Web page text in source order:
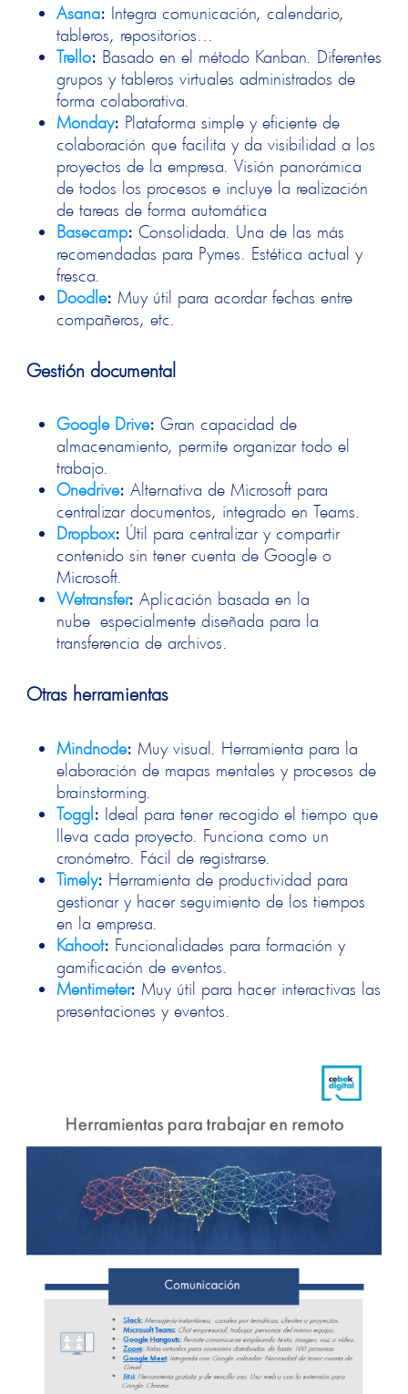
Asana: Integra comunicación, calendario,
tableros, repositorios…
Trello: Basado en el método Kanban. Diferentes
grupos y tableros virtuales administrados de
forma colaborativa.
Monday: Plataforma simple y eficiente de
colaboración que facilita y da visibilidad a los
proyectos de la empresa. Visión panorámica
de todos los procesos e incluye la realización
de tareas de forma automática
Basecamp: Consolidada. Una de las más
recomendadas para Pymes. Estética actual y
fresca.
Doodle: Muy útil para acordar fechas entre
compañeros, etc.
Gestión documental
Google Drive: Gran capacidad de
almacenamiento, permite organizar todo el
trabajo.
Onedrive: Alternativa de Microsoft para
centralizar documentos, integrado en Teams.
Dropbox: Útil para centralizar y compartir
contenido sin tener cuenta de Google o
Microsoft.
Wetransfer: Aplicación basada en la
nube especialmente diseñada para la
transferencia de archivos.
Otras herramientas
Mindnode: Muy visual. Herramienta para la
elaboración de mapas mentales y procesos de
brainstorming.
Toggl: Ideal para tener recogido el tiempo que
lleva cada proyecto. Funciona como un
cronómetro. Fácil de registrarse.
Timely: Herramienta de productividad para
gestionar y hacer seguimiento de los tiempos
en la empresa.
Kahoot: Funcionalidades para formación y
gamificación de eventos.
Mentimeter: Muy útil para hacer interactivas las
presentaciones y eventos.